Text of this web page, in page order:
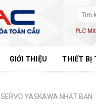
PLC
GIỚI THIỆU THIẾT BỊ
SERVO YASKAWA NHẬT BẢN